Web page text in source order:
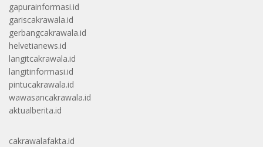
gapurainformasi.id
gariscakrawala.id
gerbangcakrawala.id
helvetianews.id
langitcakrawala.id
langitinformasi.id
pintucakrawala.id
wawasancakrawala.id
aktualberita.id
cakrawalafakta.id